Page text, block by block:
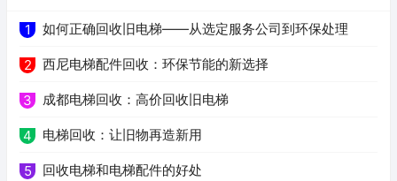
1 如何正确回收旧电梯——从选定服务公司到环保处理
2 西尼电梯配件回收：环保节能的新选择
3 成都电梯回收：高价回收旧电梯
4 电梯回收：让旧物再造新用
5 回收电梯和电梯配件的好处